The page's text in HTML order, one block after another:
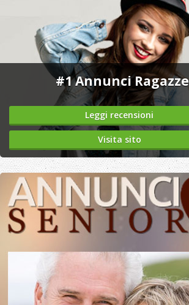
#1Annunci Ragazze
Leggi recensioni
Visita sito